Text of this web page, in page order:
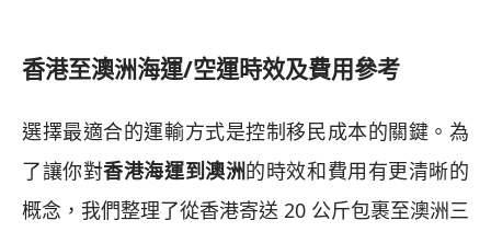
香港至澳洲海運/空運時效及費用參考
選擇最適合的運輸方式是控制移民成本的關鍵。為
了讓你對香港海運到澳洲的時效和費用有更清晰的
概念，我們整理了從香港寄送 20 公斤包裹至澳洲三